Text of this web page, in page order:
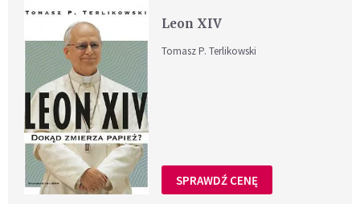
Leon XIV
Tomasz P. Terlikowski
SPRAWDŹ CENĘ